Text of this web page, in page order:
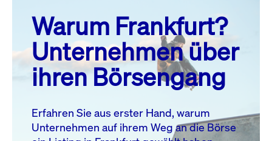
MO. DI. MI. DO. FR. SA. SO.
1
2
3
4 5 6 7 8
10 11 13 14
17
18 19 20 21 22
23
Warum Frankfurt?
Unternehmen über
ihren Börsengang
Erfahren Sie aus erster Hand, warum
Unternehmen auf ihrem Weg an die Börse